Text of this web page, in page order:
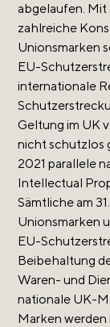
abgelaufen. Mit
zahlreiche
Unionsmarken
EU-
internationale
Geltung im UK
nicht schutzlos
2021 parallele
Intellectual
Sämtliche am
Unionsmarken
EU-
Beibehaltung
Waren- und
nationale UK-
Marken